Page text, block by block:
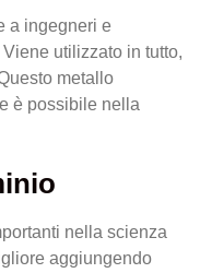
a ingegneri e
utilizzato in tutto,
metallo
è possibile nella
nella scienza
aggiungendo